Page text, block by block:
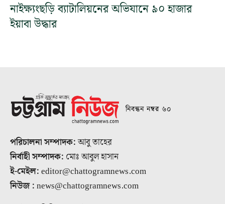
নাইক্ষ্যংছড়ি ব্যাটালিয়নের অভিযানে ৯০ হাজার
ইয়াবা উদ্ধার
নিবন্ধন নম্বর ৬০
পরিচালনা সম্পাদক:আবু তাহের
নির্বাহী সম্পাদক: মোঃ আবুল হাসান
ই-মেইল:editor@chattogramnews.com
নিউজ :news@chattogramnews.com